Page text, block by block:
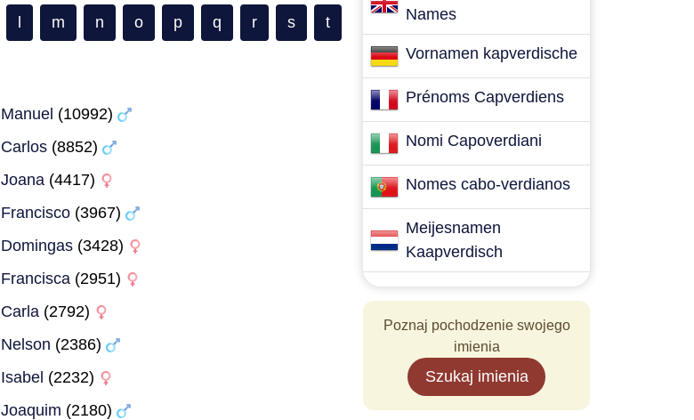
m n o p q r s t
Manuel (10992)
Carlos(8852)
Joana(4417)
Francisco(3967)
Domingas(3428)
Francisca(2951)
Carla(2792)
Nelson (2386)
Isabel (2232)
Joaquim (2180)
Names
Vornamen kapverdische
Prénoms Capverdiens
Nomi Capoverdiani
Nomes cabo-verdianos
Meijesnamen
Kaapverdisch
Poznaj pochodzenie swojego
imienia
Szukaj imienia